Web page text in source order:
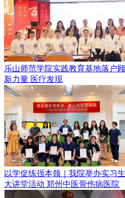
乐山师范学院实践教育基地落户
新力量 医疗发现
以学促练强本领｜我院举办实习
大讲堂活动 郑州中医骨伤病医院